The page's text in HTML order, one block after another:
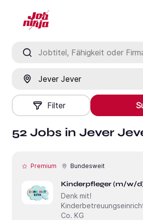
Filter
52 Jobs in Jever
Premium Bundesweit
Kinderpfleger (m/w/
Denk mit!
Co. KG